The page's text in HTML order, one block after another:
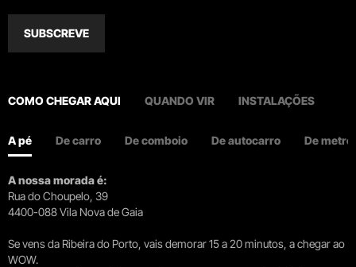
SUBSCREVE
COMO CHEGAR AQUI QUANDO VIR INSTALAÇÕES
A pé De carro De comboio De autocarro De metro
A nossa morada é:
Rua do Choupelo, 39
4400-088 Vila Nova de Gaia
Se vens da Ribeira do Porto, vais demorar 15 a 20 minutos, a chegar ao
WOW.